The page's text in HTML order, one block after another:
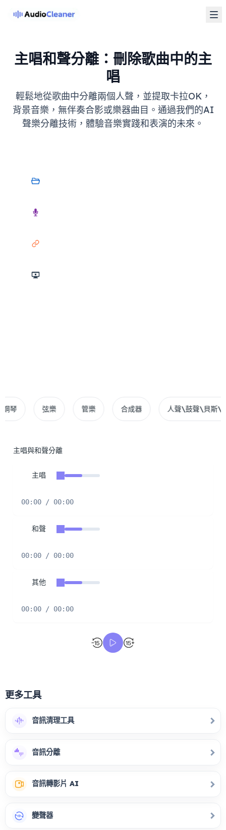
主唱和聲分離：刪除歌曲中的主
唱
輕鬆地從歌曲中分離兩個人聲，並提取卡拉OK，
背景音樂，無伴奏合影或樂器曲目。通過我們的AI
聲樂分離技術，體驗音樂實踐和表演的未來。
合成器 人聲\鼓聲\貝斯\吉他\
主唱與和聲分離
主唱
00:00 / 00:00
和聲
00:00 / 00:00
其他
00:00 / 00:00
更多工具
音訊清理工具
音訊分離
音訊轉影片 AI
變聲器